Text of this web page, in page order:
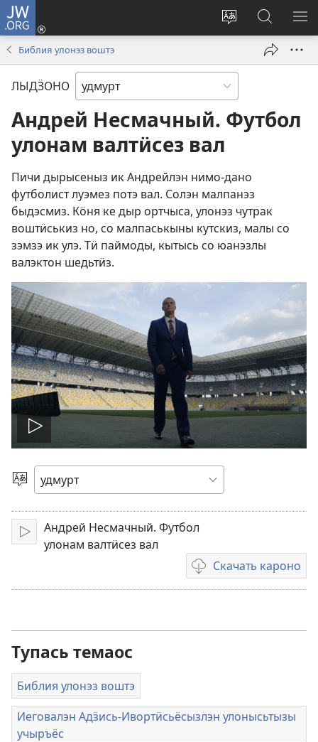
JW.ORG
Сайтлэсь
воштоно
Пыроно
(opens
JW.ORG
сайтысь
утчано
Библия улонэз воштэ
ЛЫДӞОНО
Андрей Несмачный. Футбол
улонам валтӥсез вал
Пичи дырысеныз ик Андрейлэн нимо-дано
футболист луэмез потэ вал. Солэн малпанэз
быдэсмиз. Кӧня ке дыр ортчыса, улонэз чутрак
воштӥськиз но, со малпаськыны кутскиз, малы со
зэмзэ ик улэ. Тӥ паймоды, кытысь со юанэзлы
валэктон шедьтӥз.
Лэзёно
видеороликез
Кылэз
быръёно
Лэзёно
Андрей Несмачный. Футбол
улонам валтӥсез вал
Скачать кароно
Видеороликъёсты
скачать
Тупась темаос
Библия улонэз воштэ
Иеговалэн Адӟись-Ивортӥсьёсызлэн улонысьтызы
учыръёс